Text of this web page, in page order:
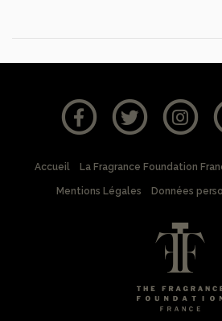
Accueil La Fragrance Foundation
Mentions Légales Données